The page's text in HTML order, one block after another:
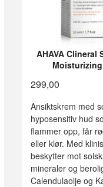
AHAVA Clineral
Moisturizing
299,00
Ansiktskrem med
hyposensitiv hud
flammer opp, får
eller klør. Med
beskytter mot
mineraler og
Calendulaolje og